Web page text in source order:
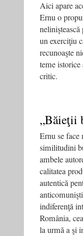
Aici apare
Ernu o
un exerciţiu
recunoaşte
teme
critic.
„Băieţii
Ernu se face
similitudini
ambele
calitatea
autentică
indiferenţă
România,
la urmă a şi